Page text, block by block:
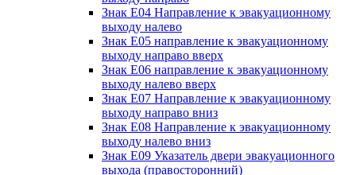
Знак Е04 Направление к эвакуационному
выходу налево
Знак Е05 направление к эвакуационному
выходу направо вверх
Знак Е06 направление к эвакуационному
выходу налево вверх
Знак Е07 Направление к эвакуационному
выходу направо вниз
Знак Е08 Направление к эвакуационному
выходу налево вниз
Знак Е09 Указатель двери эвакуационного
выхода (правосторонний)